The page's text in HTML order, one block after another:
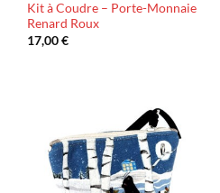
Kit à Coudre – Porte-Monnaie
Renard Roux
17,00€